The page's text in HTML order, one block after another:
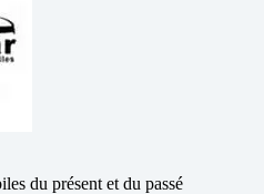
du présent et du passé